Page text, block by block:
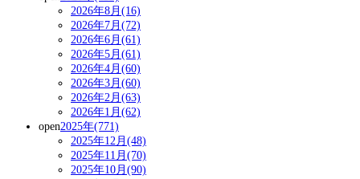
2026年8月(16)
2026年7月(72)
2026年6月(61)
2026年5月(61)
2026年4月(60)
2026年3月(60)
2026年2月(63)
2026年1月(62)
open2025年(771)
2025年12月(48)
2025年11月(70)
2025年10月(90)